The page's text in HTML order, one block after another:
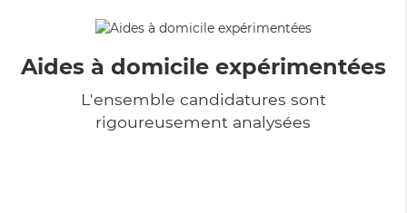
Aides à domicile expérimentées
L'ensemble candidatures sont
rigoureusement analysées